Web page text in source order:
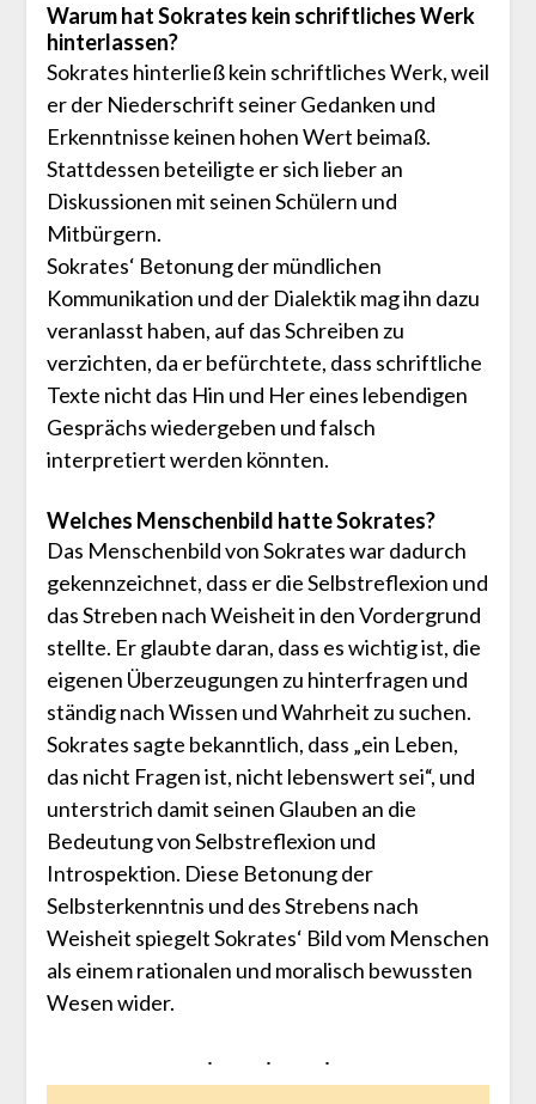
Warum hat Sokrates kein schriftliches Werk
hinterlassen?
Sokrates hinterließ kein schriftliches Werk, weil
er der Niederschrift seiner Gedanken und
Erkenntnisse keinen hohen Wert beimaß.
Stattdessen beteiligte er sich lieber an
Diskussionen mit seinen Schülern und
Mitbürgern.
Sokrates‘ Betonung der mündlichen
Kommunikation und der Dialektik mag ihn dazu
veranlasst haben, auf das Schreiben zu
verzichten, da er befürchtete, dass schriftliche
Texte nicht das Hin und Her eines lebendigen
Gesprächs wiedergeben und falsch
interpretiert werden könnten.
Welches Menschenbild hatte Sokrates?
Das Menschenbild von Sokrates war dadurch
gekennzeichnet, dass er die Selbstreflexion und
das Streben nach Weisheit in den Vordergrund
stellte. Er glaubte daran, dass es wichtig ist, die
eigenen Überzeugungen zu hinterfragen und
ständig nach Wissen und Wahrheit zu suchen.
Sokrates sagte bekanntlich, dass „ein Leben,
das nicht Fragen ist, nicht lebenswert sei“, und
unterstrich damit seinen Glauben an die
Bedeutung von Selbstreflexion und
Introspektion. Diese Betonung der
Selbsterkenntnis und des Strebens nach
Weisheit spiegelt Sokrates‘ Bild vom Menschen
als einem rationalen und moralisch bewussten
Wesen wider.